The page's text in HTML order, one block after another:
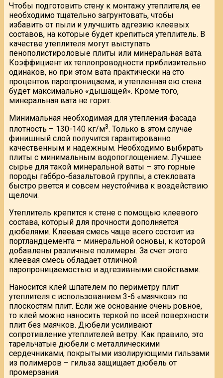
Чтобы подготовить стену к монтажу утеплителя, ее
необходимо тщательно загрунтовать, чтобы
избавить от пыли и улучшить адгезию клеевых
составов, на которые будет крепиться утеплитель. В
качестве утеплителя могут выступать
пенополистироловые плиты или минеральная вата.
Коэффициент их теплопроводности приблизительно
одинаков, но при этом вата практически на сто
процентов паропроницаема, и утепленная ею стена
будет максимально «дышащей». Кроме того,
минеральная вата не горит.
Минимальная необходимая для утепления фасада
плотность – 130-140 кг/м3. Только в этом случае
финишный слой получится гарантированно
качественным и надежным. Необходимо выбирать
плиты с минимальным водопоглощением. Лучшее
сырье для такой минеральной ваты – это горные
породы габбро-базальтовой группы, а стекловата
быстро рвется и совсем неустойчива к воздействию
щелочи.
Утеплитель крепится к стене с помощью клеевого
состава, который для прочности дополняется
дюбелями. Клеевая смесь чаще всего состоит из
портландцемента – минеральной основы, к которой
добавлены различные полимеры. За счет этого
клеевая смесь обладает отличной
паропроницаемостью и адгезивными свойствами.
Наносится клей шпателем по периметру плит
утеплителя с использованием 3-6 «маячков» по
плоскостям плит. Если же основание очень ровное,
то клей можно наносить теркой по всей поверхности
плит без маячков. Дюбели усиливают
сопротивление утеплителей ветру. Как правило, это
тарельчатые дюбели с металлическими
сердечниками, покрытыми изолирующими гильзами
из полимеров – гильза защищает дюбель от
промерзания.